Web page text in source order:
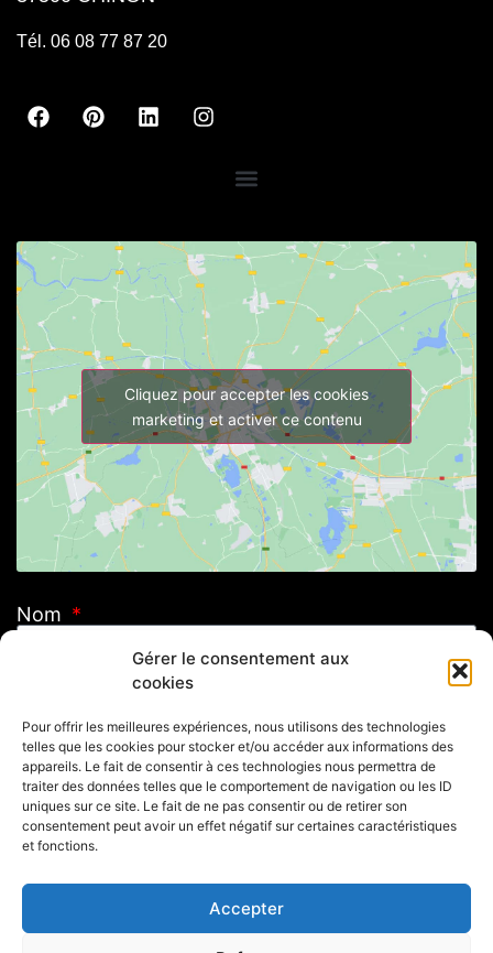
Gérer le consentement aux
cookies
Pour offrir les meilleures expériences, nous utilisons des technologies
telles que les cookies pour stocker et/ou accéder aux informations des
appareils. Le fait de consentir à ces technologies nous permettra de
traiter des données telles que le comportement de navigation ou les ID
uniques sur ce site. Le fait de ne pas consentir ou de retirer son
consentement peut avoir un effet négatif sur certaines caractéristiques
et fonctions.
Accepter
Tél. 06 08 77 87 20
Cliquez pour accepter les cookies
marketing et activer ce contenu
Nom
Message
Envoyer